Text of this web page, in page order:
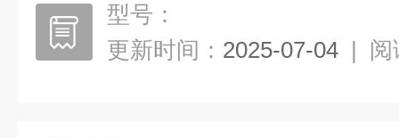
型号：
更新时间： 2025-07-04 | 阅